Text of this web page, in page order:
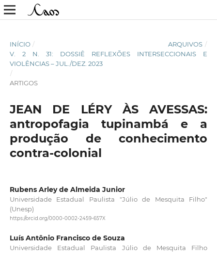
INÍCIO / ARQUIVOS /
V. 2 N. 31: DOSSIÊ REFLEXÕES INTERSECCIONAIS E
VIOLÊNCIAS – JUL./DEZ. 2023
/
ARTIGOS
JEAN DE LÉRY ÀS AVESSAS:
antropofagia tupinambá e a
produção de conhecimento
contra-colonial
Rubens Arley de Almeida Junior
Universidade Estadual Paulista "Júlio de Mesquita Filho"
(Unesp)
https://orcid.org/0000-0002-2459-657X
Luís Antônio Francisco de Souza
Universidade Estadual Paulista Júlio de Mesquita Filho